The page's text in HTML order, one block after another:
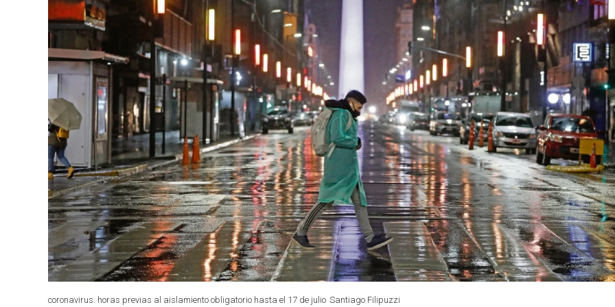
coronavirus. horas previas al aislamiento obligatorio hasta el 17 de julio Santiago Filipuzzi